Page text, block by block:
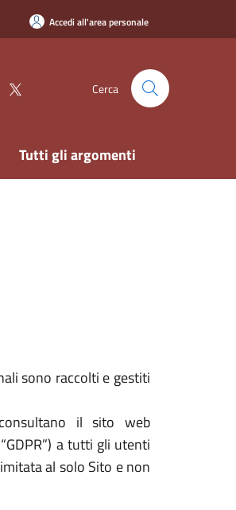
Accedi all'area personale
Cerca
Tutti gli argomenti
sono raccolti e gestiti
il sito web
a tutti gli utenti
al solo Sito e non